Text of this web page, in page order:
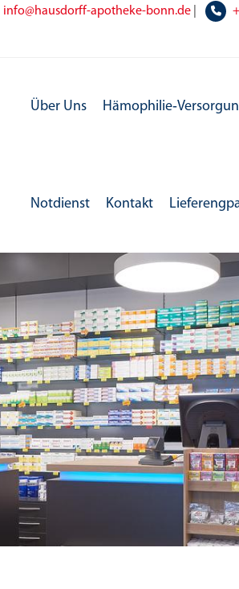
info@hausdorff-apotheke-bonn.de
Über Uns
Notdienst Kontakt